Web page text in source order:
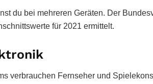
du bei mehreren Geräten. Der
für 2021 ermittelt.
verbrauchen Fernseher und